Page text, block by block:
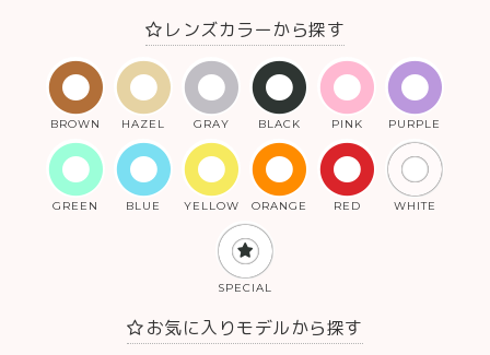
レンズカラーから探す
BROWN HAZEL GRAY BLACK PINK PURPLE
GREEN BLUE YELLOW ORANGE RED WHITE
SPECIAL
お気に入りモデルから探す